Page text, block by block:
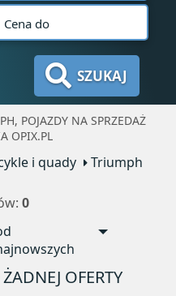
Cena do
SZUKAJ
POJAZDY NA SPRZEDAŻ
OPIX.PL
i quady Triumph
0
OFERTY